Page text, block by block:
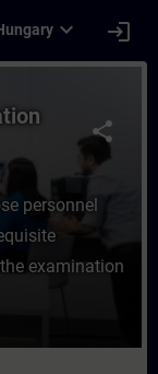
expand_more login
share
personnel
examination